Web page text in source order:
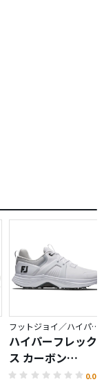
フットジョイ／ハイパーフレックス
ハイパーフレック
ス カーボン
LACED（2025）0.0